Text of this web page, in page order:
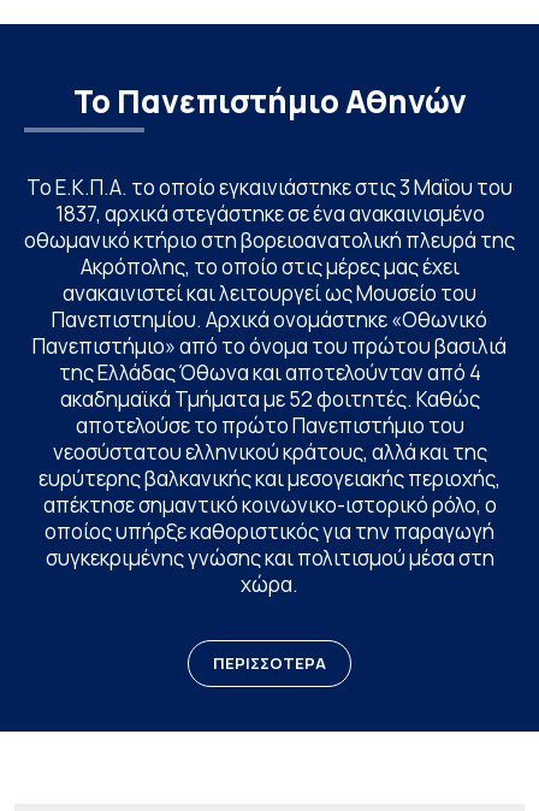
Το Πανεπιστήμιο Αθηνών
Το Ε.Κ.Π.Α. το οποίο εγκαινιάστηκε στις 3 Μαΐου του
1837, αρχικά στεγάστηκε σε ένα ανακαινισμένο
οθωμανικό κτήριο στη βορειοανατολική πλευρά της
Ακρόπολης, το οποίο στις μέρες μας έχει
ανακαινιστεί και λειτουργεί ως Μουσείο του
Πανεπιστημίου. Αρχικά ονομάστηκε «Οθωνικό
Πανεπιστήμιο» από το όνομα του πρώτου βασιλιά
της Ελλάδας Όθωνα και αποτελούνταν από 4
ακαδημαϊκά Τμήματα με 52 φοιτητές. Καθώς
αποτελούσε το πρώτο Πανεπιστήμιο του
νεοσύστατου ελληνικού κράτους, αλλά και της
ευρύτερης βαλκανικής και μεσογειακής περιοχής,
απέκτησε σημαντικό κοινωνικο-ιστορικό ρόλο, ο
οποίος υπήρξε καθοριστικός για την παραγωγή
συγκεκριμένης γνώσης και πολιτισμού μέσα στη
χώρα.
ΠΕΡΙΣΣΟΤΕΡΑ